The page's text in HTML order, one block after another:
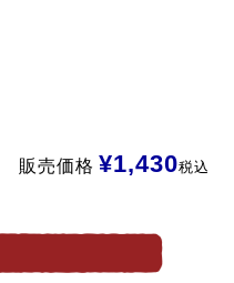
販売価格 ¥1,430税込